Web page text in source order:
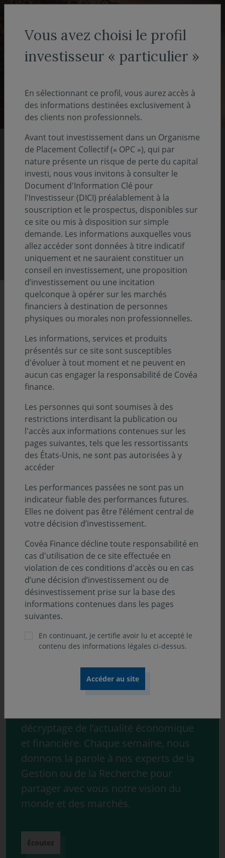
Aller au menu
Aller au contenu
Investisseur non-professionnel
Nos rapports 2025
Pour comprendre notre vision, notre stratégie
et nos actions
Découvrir nos rapports
Chiffres clés
Previous 86,8
Md€ d'actifs sous gestion
ONdécrypte l'hebdo
décryptage de l’actualité économique
et financière. Chaque semaine, nous
donnons la parole à nos experts de la
Gestion ou de la Recherche pour
partager avec vous notre vision du
monde et des marchés.
Écoutez
Vous avez choisi le profil
investisseur « particulier »
En sélectionnant ce profil, vous aurez accès à
des informations destinées exclusivement à
des clients non professionnels.
Avant tout investissement dans un Organisme
de Placement Collectif (« OPC »), qui par
nature présente un risque de perte du capital
investi, nous vous invitons à consulter le
Document d'Information Clé pour
l'Investisseur (DICI) préalablement à la
souscription et le prospectus, disponibles sur
ce site ou mis à disposition sur simple
demande. Les informations auxquelles vous
allez accéder sont données à titre indicatif
uniquement et ne sauraient constituer un
conseil en investissement, une proposition
d’investissement ou une incitation
quelconque à opérer sur les marchés
financiers à destination de personnes
physiques ou morales non professionnelles.
Les informations, services et produits
présentés sur ce site sont susceptibles
d'évoluer à tout moment et ne peuvent en
aucun cas engager la responsabilité de Covéa
finance.
Les personnes qui sont soumises à des
restrictions interdisant la publication ou
l'accès aux informations contenues sur les
pages suivantes, tels que les ressortissants
des États-Unis, ne sont pas autorisées à y
accéder
Les performances passées ne sont pas un
indicateur fiable des performances futures.
Elles ne doivent pas être l’élément central de
votre décision d’investissement.
Covéa Finance décline toute responsabilité en
cas d'utilisation de ce site effectuée en
violation de ces conditions d'accès ou en cas
d’une décision d’investissement ou de
désinvestissement prise sur la base des
informations contenues dans les pages
suivantes.
En continuant, je certifie avoir lu et accepté le
contenu des informations légales ci-dessus.